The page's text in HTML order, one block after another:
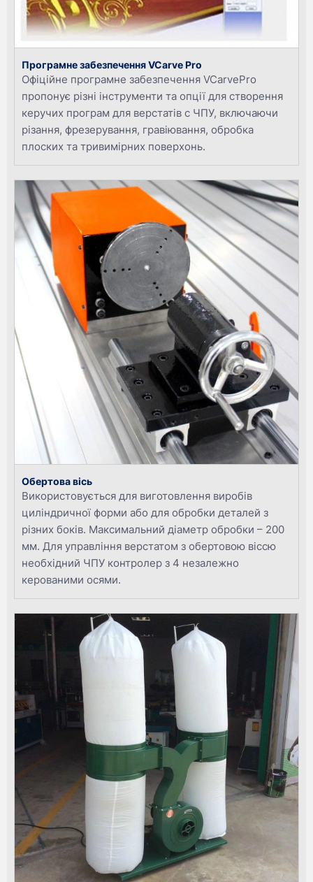
Програмне забезпечення VCarve Pro
Офіційне програмне забезпечення VCarvePro
пропонує різні інструменти та опції для створення
керучих програм для верстатів с ЧПУ, включаючи
різання, фрезерування, гравіювання, обробка
плоских та тривимірних поверхонь.
Обертова вісь
Використовується для виготовлення виробів
циліндричної форми або для обробки деталей з
різних боків. Максимальний діаметр обробки – 200
мм. Для управління верстатом з обертовою віссю
необхідний ЧПУ контролер з 4 незалежно
керованими осями.